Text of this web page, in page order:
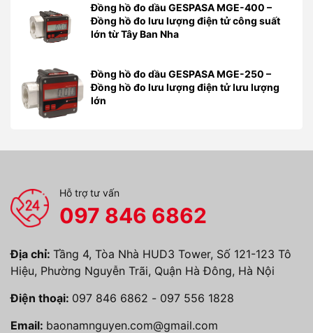
Đồng hồ đo dầu GESPASA MGE-400 –
Đồng hồ đo lưu lượng điện tử công suất
lớn từ Tây Ban Nha
Đồng hồ đo dầu GESPASA MGE-250 –
Đồng hồ đo lưu lượng điện tử lưu lượng
lớn
Hỗ trợ tư vấn
097 846 6862
Địa chỉ: Tầng 4, Tòa Nhà HUD3 Tower, Số 121-123 Tô
Hiệu, Phường Nguyễn Trãi, Quận Hà Đông, Hà Nội
Điện thoại: 097 846 6862 - 097 556 1828
Email: baonamnguyen.com@gmail.com